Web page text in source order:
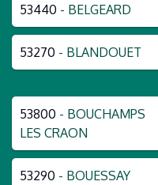
53440 - BELGEARD
53270 - BLANDOUET
53800 - BOUCHAMPS
LES CRAON
53290 - BOUESSAY